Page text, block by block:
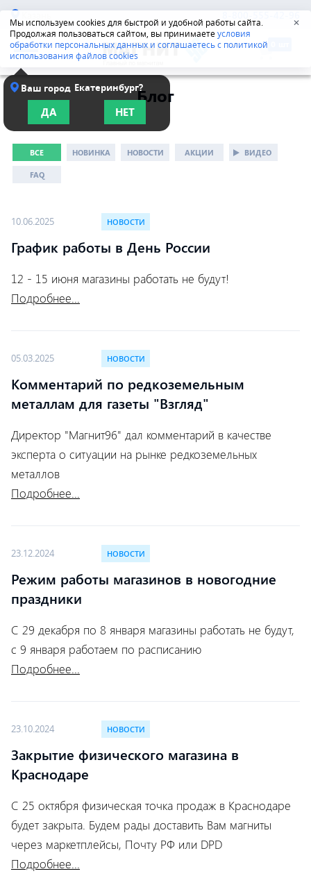
Мы используем cookies для быстрой и удобной работы сайта.
Продолжая пользоваться сайтом, вы принимаетеусловия
обработки персональных данных и соглашаетесь с политикой
использования файлов cookies
✕
Казань 8-800-555-42-96
Ваш город Екатеринбург?
ДА НЕТ
Блог
ВСЕ НОВИНКА НОВОСТИ АКЦИИ ВИДЕО
FAQ
10.06.2025 НОВОСТИ
График работы в День России
12 - 15 июня магазины работать не будут!
Подробнее...
05.03.2025 НОВОСТИ
Комментарий по редкоземельным
металлам для газеты "Взгляд"
Директор "Магнит96" дал комментарий в качестве
эксперта о ситуации на рынке редкоземельных
металлов
Подробнее...
23.12.2024 НОВОСТИ
Режим работы магазинов в новогодние
праздники
С 29 декабря по 8 января магазины работать не будут,
с 9 января работаем по расписанию
Подробнее...
23.10.2024 НОВОСТИ
Закрытие физического магазина в
Краснодаре
С 25 октября физическая точка продаж в Краснодаре
будет закрыта. Будем рады доставить Вам магниты
через маркетплейсы, Почту РФ или DPD
Подробнее...